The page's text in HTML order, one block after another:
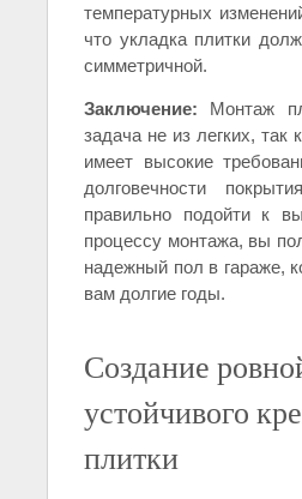
температурных
что укладка плитки
симметричной.
Заключение: Монтаж
задача не из легких, так
имеет высокие
долговечности
правильно подойти к
процессу монтажа, вы
надежный пол в гараже,
вам долгие годы.
Создание
устойчивого
плитки